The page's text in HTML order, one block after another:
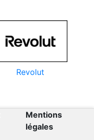
Revolut
Mentions
légales